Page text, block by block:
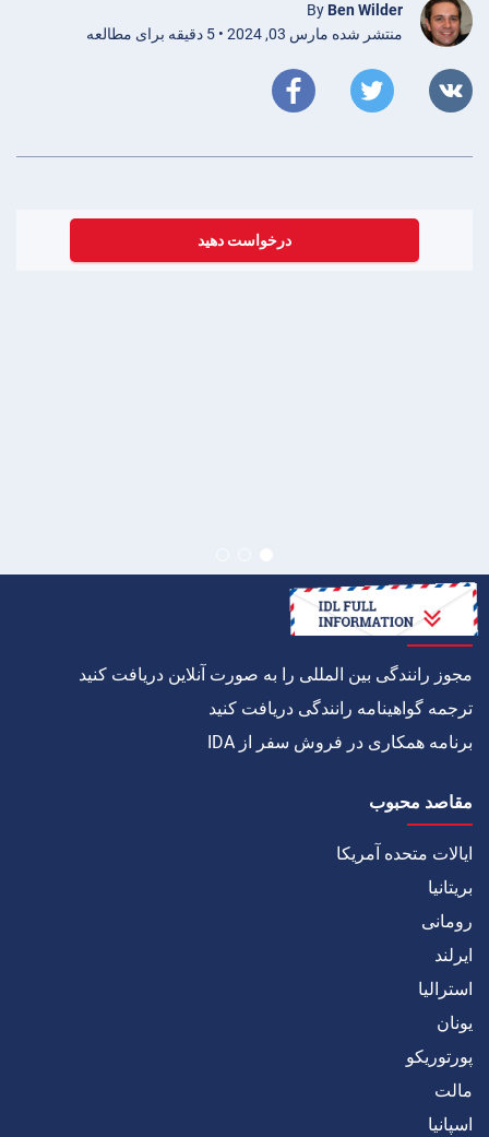
By Ben Wilder
منتشر شده مارس 03, 2024 • 5 دقیقه برای مطالعه
درخواست دهید
چگونه به
مجوز رانندگی بین المللی را به صورت آنلاین دریافت کنید
ترجمه گواهینامه رانندگی دریافت کنید
برنامه همکاری در فروش سفر از IDA
مقاصد محبوب
ایالات متحده آمریکا
بریتانیا
رومانی
ایرلند
استرالیا
یونان
پورتوریکو
مالت
اسپانیا